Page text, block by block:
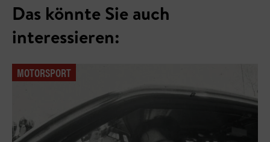
Das könnte Sie auch
interessieren:
MOTORSPORT